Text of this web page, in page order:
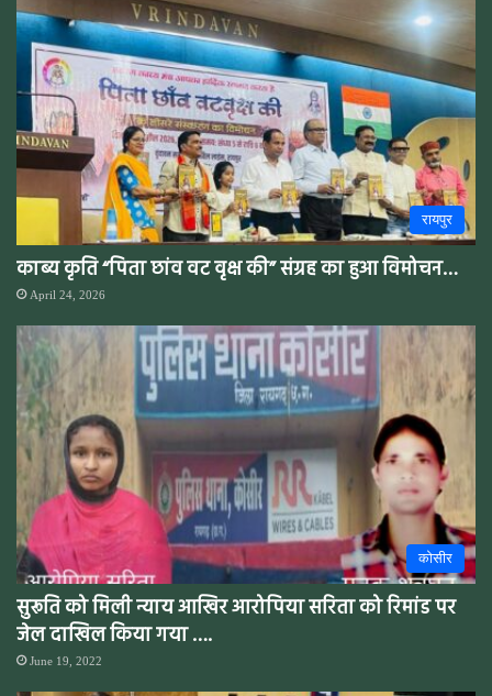
रायपुर
काब्य कृति “पिता छांव वट वृक्ष की” संग्रह का हुआ विमोचन…
April 24, 2026
कोसीर
सुरूति को मिली न्याय आखिर आरोपिया सरिता को रिमांड पर
जेल दाखिल किया गया ….
June 19, 2022